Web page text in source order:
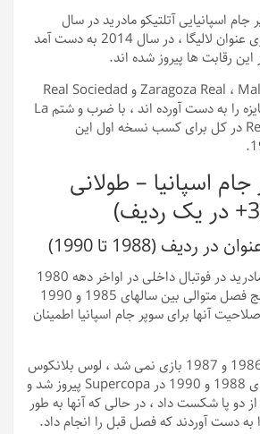
اسپانیایی آتلتیکو مادرید در سال
2014 ، به دنبال پیروزی عنوان لالیگا ، در سال 2014 به دست آمد
این رقابت ها پیروز شده اند.
والنسیا ، سویا ، Zaragoza Real ، Mallorca و Real Sociedad
نیز همه یک بار این جایزه را به دست آورده اند ، با ضرب و شتم La
Real Real Madrid 4-1 در کل برای کسب نسخه اول این
اسپانیا – طولانی
غالب ترین دوره رئال مادرید در فوتبال داخلی در اواخر دهه 1980
به وجود آمد. آنها در پنج فصل متوالی بین سالهای 1985 و 1990
صلاحیت آنها برای سوپر جام اسپانیا اطمینان
در حالی که مسابقات 1986 و 1987 بازی نمی شد ، لوس بلانکوس
سه فصل در بین سالهای 1988 و 1990 در Supercopa پیروز شد و
از دو پا شکست داد ، در حالی که آنها به طور